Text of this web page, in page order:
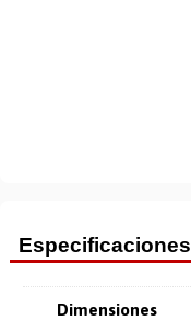
Especificaciones
Dimensiones